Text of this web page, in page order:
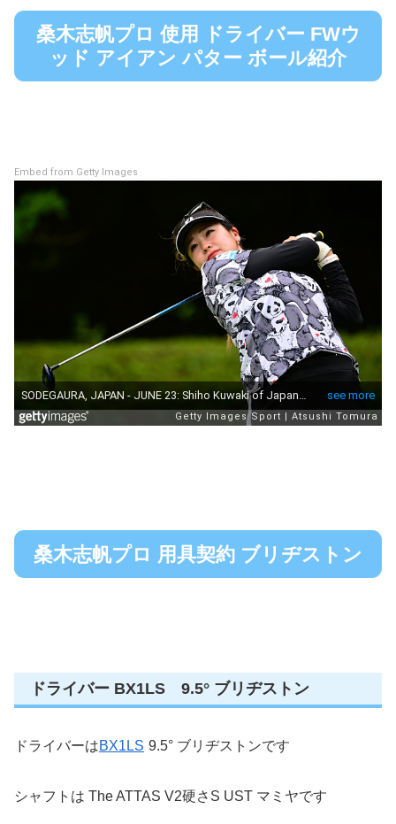
桑木志帆プロ 使用 ドライバー FWウ
ッド アイアン パター ボール紹介
Embed from Getty Images
桑木志帆プロ 用具契約 ブリヂストン
ドライバー BX1LS 9.5° ブリヂストン
ドライバーはBX1LS 9.5° ブリヂストンです
シャフトは The ATTAS V2硬さS UST マミヤです